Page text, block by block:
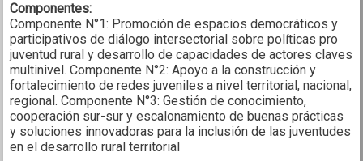
Componentes:
Componente N°1: Promoción de espacios democráticos y
participativos de diálogo intersectorial sobre políticas pro
juventud rural y desarrollo de capacidades de actores claves
multinivel. Componente N°2: Apoyo a la construcción y
fortalecimiento de redes juveniles a nivel territorial, nacional,
regional. Componente N°3: Gestión de conocimiento,
cooperación sur-sur y escalonamiento de buenas prácticas
y soluciones innovadoras para la inclusión de las juventudes
en el desarrollo rural territorial